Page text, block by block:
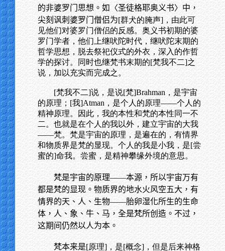
的非婆罗门思想。如〈圣徒格耶奥义书〉中，
尖刻讽刺婆罗门僧侣为[群犬的腌声]，由此可
见他们对婆罗门僧侣的反感。奥义书初期的婆
罗门学者，他们上继吠陀时代，继吠陀末期的
哲学思想，脱去祭祀仪式的外衣，深入的作哲
学的探讨。同时也继梵书末期的[梵我不二]之
说，加以充实而完成之。
[梵我不二]说，是说[梵]Brahman，是宇宙
的原理；[我]Atman，是个人的原理——个人的
精神原理。因此，我的本性和梵的本性同一不
二。也就是在个人的我以外，建立宇宙的大我
——梵。梵是宇宙的原理，是遍在的，有情界
和物质界是梵的显现。个人的我是小我，是[尝
蜜的]命我。尝蜜，是精神攀缘外境的意思。
梵是宇宙的原理——本源，所以宇宙万有
都是梵的显现。物质界的地水火风空五大，有
情界的天、人、生物——胎卵湿化所生的生命
体，人、象、牛、马，全是梵所创造。不过，
这期间仍然以人为本。
梵本来是[原理]，是[概念]，但是后来神格